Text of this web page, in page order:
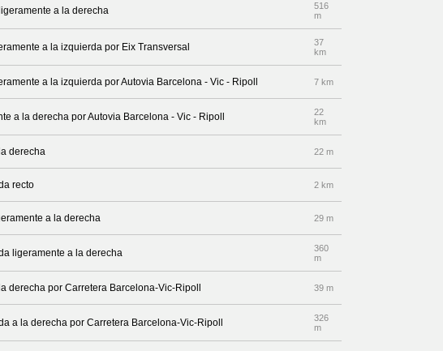
a la derecha
516
m
a la izquierda por Eix Transversal
37
km
a la izquierda por Autovia Barcelona - Vic - Ripoll 7 km
a la derecha por Autovia Barcelona - Vic - Ripoll
22
km
derecha 22 m
recto 2 km
a la derecha 29 m
ligeramente a la derecha
360
m
derecha por Carretera Barcelona-Vic-Ripoll 39 m
a la derecha por Carretera Barcelona-Vic-Ripoll
326
m